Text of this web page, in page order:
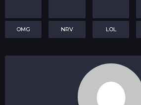
OMG NRV LOL